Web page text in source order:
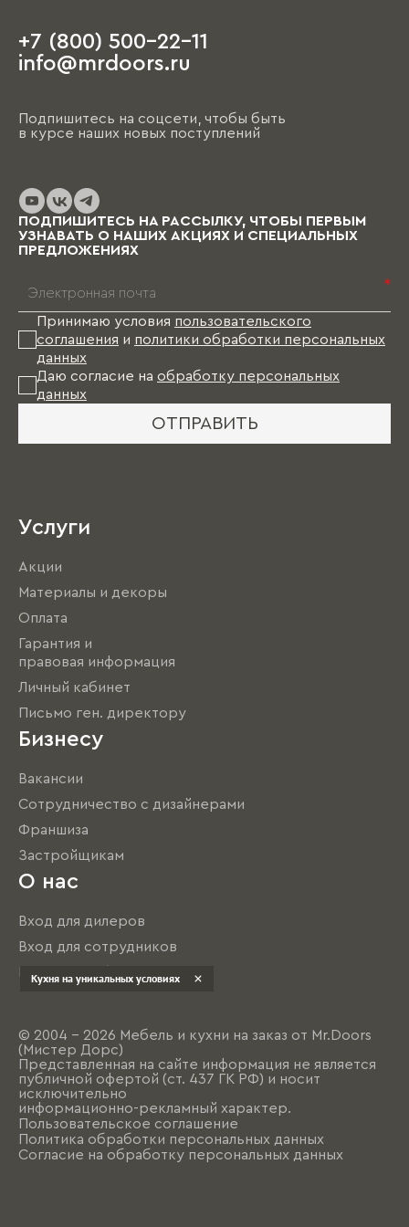
На этапе чистовой отделки дизайнер
выезжает на объект и предлагает вариант,
стен, напольные покрытия и т.д. При этом
необходимо помнить, что на отрисовку,
обсуждение и согласование проекта и на
выбранных материалов и коллекции), и какое-
то время Вам в этом случае придется пожить
без мебели.
+7 (800) 500-22-11
info@mrdoors.ru
Подпишитесь на соцсети, чтобы быть
в курсе наших новых поступлений
ПОДПИШИТЕСЬ НА РАССЫЛКУ, ЧТОБЫ ПЕРВЫМ
УЗНАВАТЬ О НАШИХ АКЦИЯХ И СПЕЦИАЛЬНЫХ
ПРЕДЛОЖЕНИЯХ
*
Принимаю условия пользовательского
соглашения и политики обработки персональных
данных
Даю согласие на обработку персональных
данных
ОТПРАВИТЬ
Услуги
Акции
Материалы и декоры
Оплата
Гарантия и
правовая информация
Личный кабинет
Письмо ген. директору
Бизнесу
Вакансии
Сотрудничество с дизайнерами
Франшиза
Застройщикам
О нас
Вход для дилеров
Вход для сотрудников
Вход на учебный центр
© 2004 - 2026 Мебель и кухни на заказ от Mr.Doors
(Мистер Дорс)
Представленная на сайте информация не является
публичной офертой (ст. 437 ГК РФ) и носит
исключительно
информационно-рекламный характер.
Пользовательское соглашение
Политика обработки персональных данных
Согласие на обработку персональных данных
Кухня на уникальных условиях